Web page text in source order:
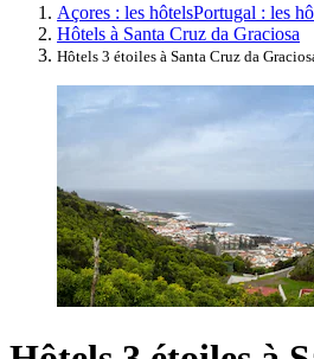
Açores : les hôtelsPortugal : les
Hôtels à Santa Cruz da Graciosa
Hôtels 3 étoiles à Santa Cruz da